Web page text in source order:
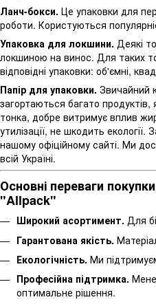
Ланч-бокси. Це упаковки для
роботи. Користуються
Упаковка для локшини. Деякі
локшиною на винос. Для таких
відповідні упаковки: об'ємні,
Папір для упаковки. Звичайний
загортаються багато
тонка, добре витримує вплив
утилізації, не шкодить
нашому офіційному сайті. Ми
всій Україні.
Основні переваги
"Allpack"
Широкий асортимент. Для
Гарантована якість.
Екологічність. Ми
Професійна підтримка.
оптимальне рішення.